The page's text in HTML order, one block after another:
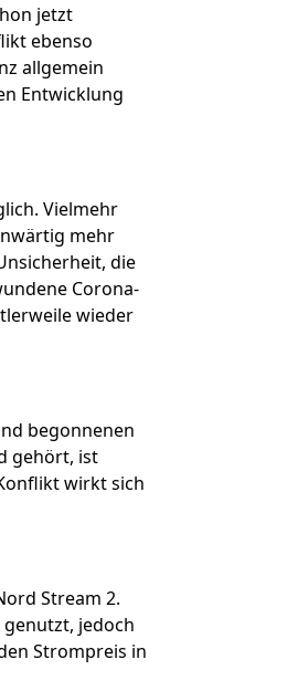
jetzt
ebenso
allgemein
Entwicklung
Vielmehr
mehr
die
Corona-
wieder
begonnenen
gehört, ist
wirkt sich
Stream 2.
jedoch
Strompreis in